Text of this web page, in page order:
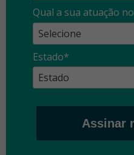
Qual a sua atuação
Estado*
Assinar